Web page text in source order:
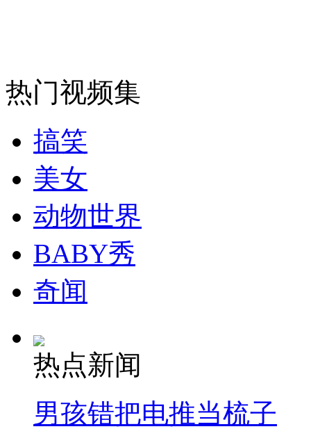
走！跟着总书记去植树
消防员救轻生者
纽约上演“枕头大战”
司机酒驾遇交警 急速倒车逃窜
热门视频集
搞笑
美女
动物世界
BABY秀
奇闻
热点新闻
男孩错把电推当梳子